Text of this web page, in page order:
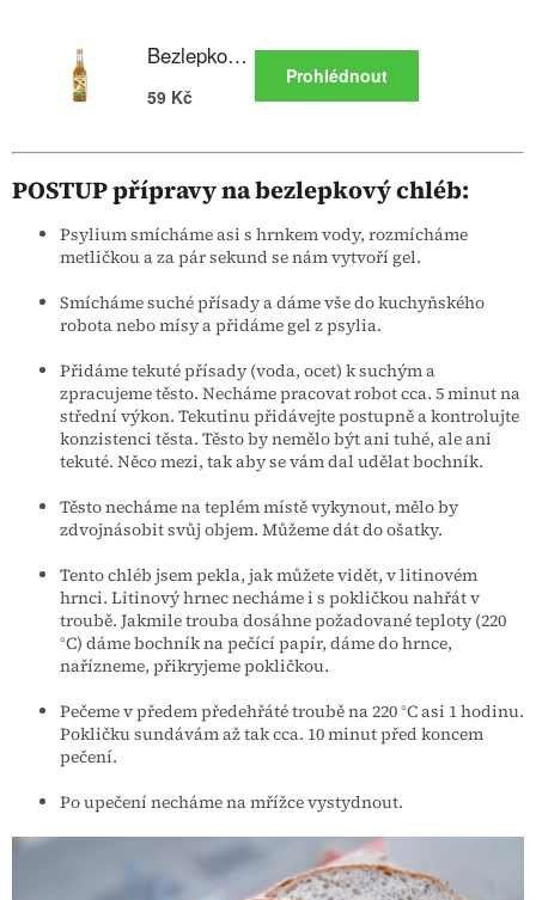
POSTUP přípravy na bezlepkový chléb:
Psylium smícháme asi s hrnkem vody, rozmícháme
metličkou a za pár sekund se nám vytvoří gel.
Smícháme suché přísady a dáme vše do kuchyňského
robota nebo mísy a přidáme gel z psylia.
Přidáme tekuté přísady (voda, ocet) k suchým a
zpracujeme těsto. Necháme pracovat robot cca. 5 minut na
střední výkon. Tekutinu přidávejte postupně a kontrolujte
konzistenci těsta. Těsto by nemělo být ani tuhé, ale ani
tekuté. Něco mezi, tak aby se vám dal udělat bochník.
Těsto necháme na teplém místě vykynout, mělo by
zdvojnásobit svůj objem. Můžeme dát do ošatky.
Tento chléb jsem pekla, jak můžete vidět, v litinovém
hrnci. Litinový hrnec necháme i s pokličkou nahřát v
troubě. Jakmile trouba dosáhne požadované teploty (220
°C) dáme bochník na pečící papír, dáme do hrnce,
nařízneme, přikryjeme pokličkou.
Pečeme v předem předehřáté troubě na 220 °C asi 1 hodinu.
Pokličku sundávám až tak cca. 10 minut před koncem
pečení.
Po upečení necháme na mřížce vystydnout.